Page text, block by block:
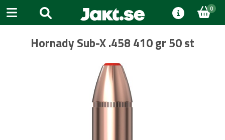
0
Hornady Sub-X .458 410 gr 50 st